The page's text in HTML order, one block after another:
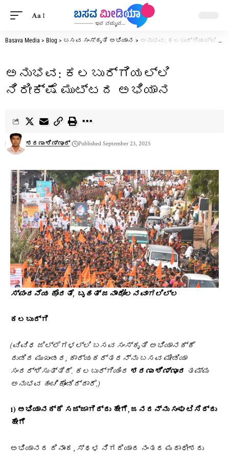
Aa
Basava Media > Blog > ಬಸವ ಸಂಸ್ಕೃತಿ ಅಭಿಯಾನ > ಅನುಭವ: ಕಲಬುರ್ಗಿಯಲ್ಲಿ ನಿರೀಕ್ಷೆ ಮುಟ್ಟದ ಅಭಿಯಾನ
ಅನುಭವ: ಕಲಬುರ್ಗಿಯಲ್ಲಿ
ನಿರೀಕ್ಷೆ ಮುಟ್ಟದ ಅಭಿಯಾನ
ಶರಣು ಶಿಣ್ಣೂರ್ Published September 23, 2025
ಸ್ಪಂದನೆಯ ಕೊರತೆ, ಬೃಹತ್ ಜನಾಂದೋಲನವಾಗಲಿಲ್ಲ
ಕಲಬುರ್ಗಿ
(ವಿವಿಧ ಜಿಲ್ಲೆಗಳಲ್ಲಿ ಬಸವ ಸಂಸ್ಕೃತಿ ಅಭಿಯಾನಕ್ಕೆ
ದುಡಿದ ಮುಖಂಡರ, ಕಾರ್ಯಕರ್ತರನ್ನು ಬಸವ ಮೀಡಿಯಾ
ಸಂದರ್ಶಿಸುತ್ತಿದೆ. ಕಲಬುರ್ಗಿಯಿಂದ ಶರಣು ಶಿಣ್ಣೂರ ತಮ್ಮ
ಅನುಭವ ಹಂಚಿಕೊಂಡಿದ್ದಾರೆ.)
1) ಅಭಿಯಾನಕ್ಕೆ ಸಜ್ಜಾಗಿದ್ದು ಹೇಗೆ, ಜನರನ್ನು ಸಂಘಟಿಸಿದ್ದು
ಹೇಗೆ
ಅಭಿಯಾನದ ದಿನಾಂಕ, ಸ್ಥಳ ನಿಗದಿಯಾದ ನಂತರ ಮಠಾಧೀಶರು